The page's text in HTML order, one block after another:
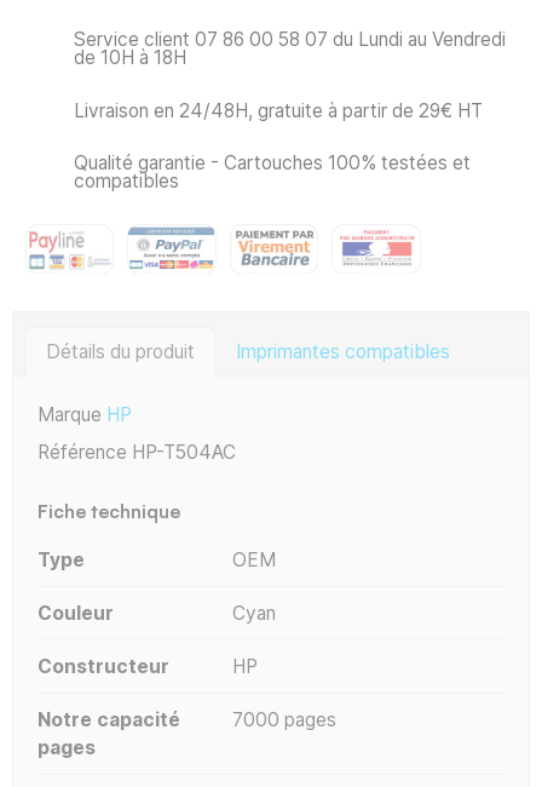
Service client 07 86 00 58 07 du Lundi au Vendredi
de 10H à 18H
Livraison en 24/48H, gratuite à partir de 29€ HT
Qualité garantie - Cartouches 100% testées et
compatibles
Détails du produit Imprimantes compatibles
Marque HP
Référence HP-T504AC
Fiche technique
Type OEM
Couleur Cyan
Constructeur HP
Notre capacité
pages
7000 pages